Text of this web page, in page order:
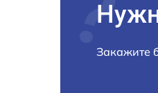
Закажите